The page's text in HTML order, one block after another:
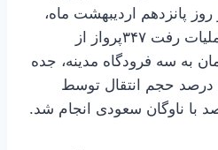
روز پانزدهم اردیبهشت ماه،
اعلام کرد: مجموعا در عملیات رفت ۳۴۷پرواز از
به سه فرودگاه مدینه، جده
و طائف انجام شد که ۸۰ درصد حجم انتقال توسط